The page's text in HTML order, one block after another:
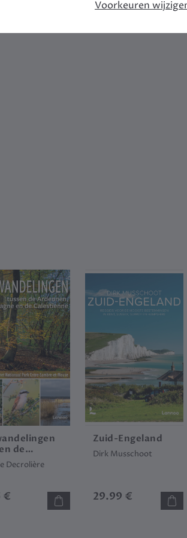
de
de
en de
Decrolière
€
Zuid-Engeland
Dirk Musschoot
29.99 €
Voorkeuren